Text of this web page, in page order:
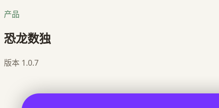
产品
恐龙数独
版本 1.0.7